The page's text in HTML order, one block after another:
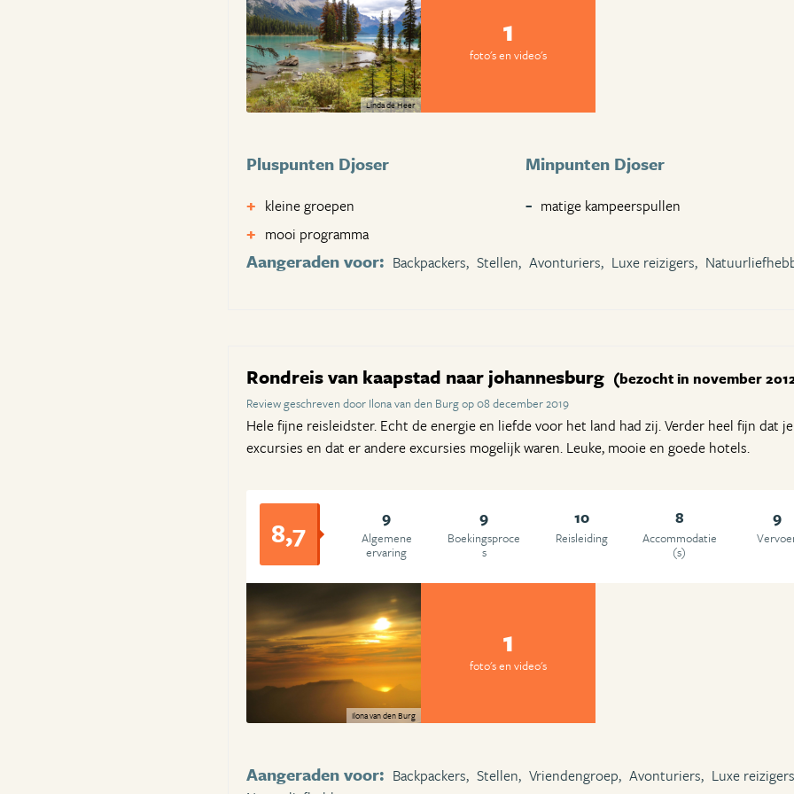
Linda de Heer
1
foto's en video's
Pluspunten Djoser
kleine groepen
mooi programma
Minpunten Djoser
matige kampeerspullen
Aangeraden voor: Backpackers, Stellen, Avonturiers, Luxe reizigers,
Rondreis van kaapstad naar johannesburg (bezocht in november
Review geschreven door Ilona van den Burg op 08 december 2019
Hele fijne reisleidster. Echt de energie en liefde voor het land had zij. Verder heel fijn dat
excursies en dat er andere excursies mogelijk waren. Leuke, mooie en goede hotels.
8,7 9
Algemene
ervaring
9
Boekingsproce
s
10
Reisleiding
8
Accommodatie
(s)
9
Ilona van den Burg
1
foto's en video's
Aangeraden voor: Backpackers, Stellen, Vriendengroep, Avonturiers, Luxe